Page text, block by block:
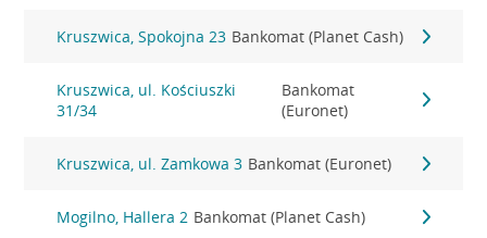
Kruszwica, Spokojna 23 Bankomat (Planet Cash)
Kruszwica, ul. Kościuszki
31/34
Bankomat
(Euronet)
Kruszwica, ul. Zamkowa 3 Bankomat (Euronet)
Mogilno, Hallera 2 Bankomat (Planet Cash)